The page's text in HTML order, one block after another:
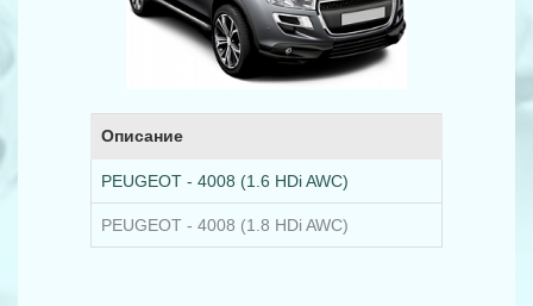
Описание
PEUGEOT - 4008 (1.6 HDi AWC)
PEUGEOT - 4008 (1.8 HDi AWC)